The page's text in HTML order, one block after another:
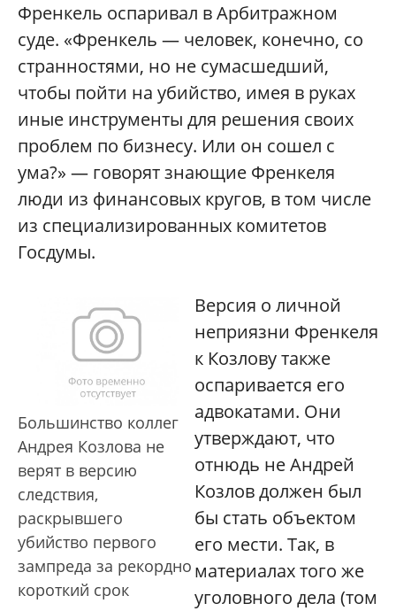
Френкель оспаривал в Арбитражном
суде. «Френкель — человек, конечно, со
странностями, но не сумасшедший,
чтобы пойти на убийство, имея в руках
иные инструменты для решения своих
проблем по бизнесу. Или он сошел с
ума?» — говорят знающие Френкеля
люди из финансовых кругов, в том числе
из специализированных комитетов
Госдумы.
Большинство коллег
Андрея Козлова не
верят в версию
следствия,
раскрывшего
убийство первого
зампреда за рекордно
короткий срок
Версия о личной
неприязни Френкеля
к Козлову также
оспаривается его
адвокатами. Они
утверждают, что
отнюдь не Андрей
Козлов должен был
бы стать объектом
его мести. Так, в
материалах того же
уголовного дела (том